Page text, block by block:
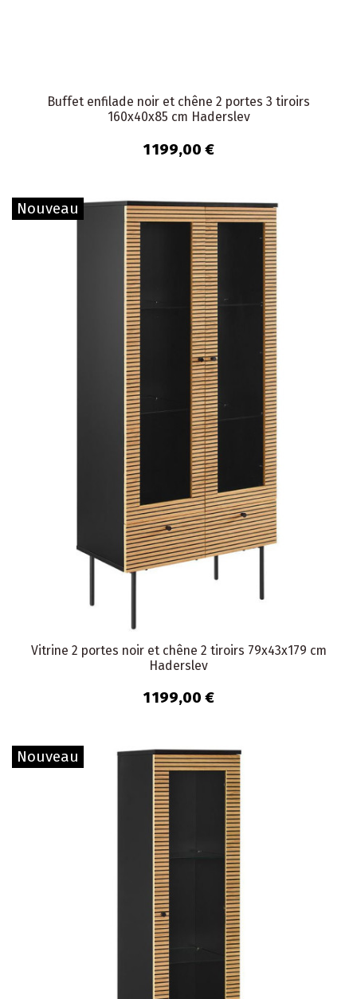
Buffet enfilade noir et chêne 2 portes 3 tiroirs
160x40x85 cm Haderslev
1 199,00 €
Nouveau
Vitrine 2 portes noir et chêne 2 tiroirs 79x43x179 cm
Haderslev
1 199,00 €
Nouveau